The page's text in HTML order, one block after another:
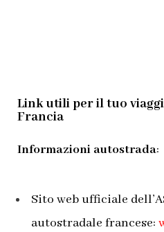
Link utili per il tuo
Francia
Informazioni autostrada:
Sito web ufficiale
autostradale francese: